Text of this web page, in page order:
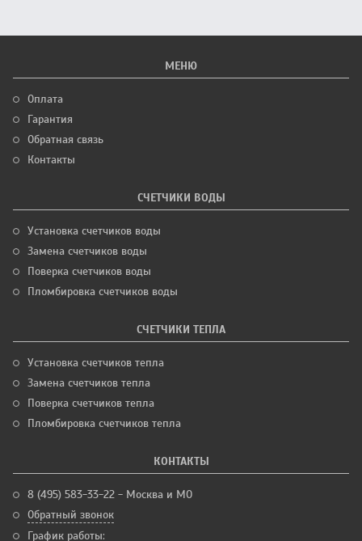
МЕНЮ
Оплата
Гарантия
Обратная связь
Контакты
СЧЕТЧИКИ ВОДЫ
Установка счетчиков воды
Замена счетчиков воды
Поверка счетчиков воды
Пломбировка счетчиков воды
СЧЕТЧИКИ ТЕПЛА
Установка счетчиков тепла
Замена счетчиков тепла
Поверка счетчиков тепла
Пломбировка счетчиков тепла
КОНТАКТЫ
8 (495) 583-33-22 - Москва и МО
Обратный звонок
График работы: